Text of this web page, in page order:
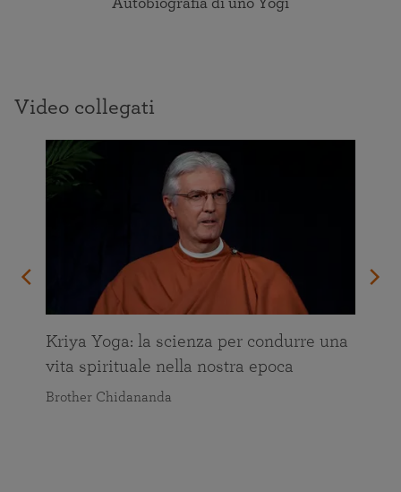
Autobiografia di uno Yogi
Video collegati
Kriya Yoga: la scienza per condurre una
vita spirituale nella nostra epoca
Brother Chidananda